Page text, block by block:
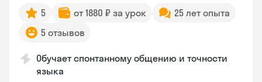
5 от 1880 ₽ за урок
25 лет опыта
5 отзывов
Обучает спонтанному общению и точности
языка